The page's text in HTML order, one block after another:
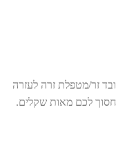
עובד זר/מטפלת זרה לעזרה
לכם מאות שקלים.